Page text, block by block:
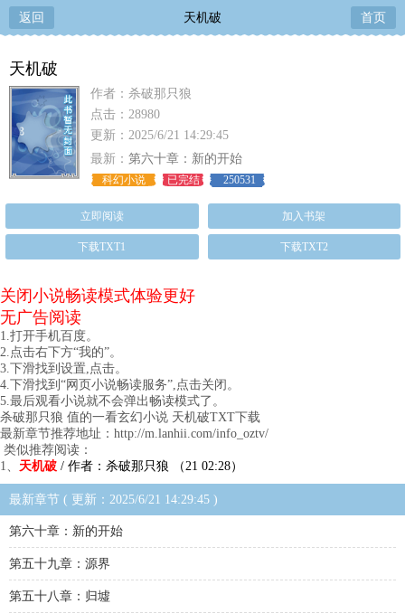
返回 天机破 首页
天机破
作者：杀破那只狼
点击：28980
更新：2025/6/21 14:29:45
最新： 第六十章：新的开始
科幻小说 已完结 250531
立即阅读 加入书架
下载TXT1 下载TXT2
关闭小说畅读模式体验更好
无广告阅读
1.打开手机百度。
2.点击右下方“我的”。
3.下滑找到设置,点击。
4.下滑找到“网页小说畅读服务”,点击关闭。
5.最后观看小说就不会弹出畅读模式了。
杀破那只狼 值的一看玄幻小说 天机破TXT下载
最新章节推荐地址：http://m.lanhii.com/info_oztv/
类似推荐阅读：
1、 天机破 / 作者：杀破那只狼 （21 02:28）
最新章节 ( 更新：2025/6/21 14:29:45 )
第六十章：新的开始
第五十九章：源界
第五十八章：归墟